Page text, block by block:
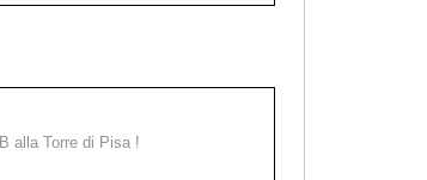
alla Torre di Pisa !